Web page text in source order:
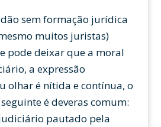
sem formação jurídica
muitos juristas)
pode deixar que a moral
a expressão
olhar é nítida e contínua, o
é deveras comum:
pautado pela